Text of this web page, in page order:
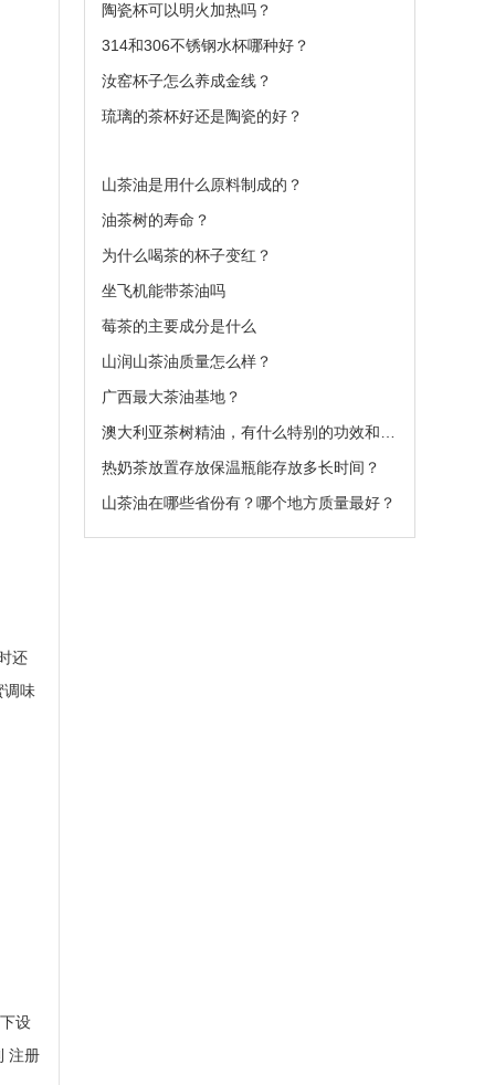
还
调味
设
注册
陶瓷杯可以明火加热吗？
314和306不锈钢水杯哪种好？
汝窑杯子怎么养成金线？
琉璃的茶杯好还是陶瓷的好？
山茶油是用什么原料制成的？
油茶树的寿命？
为什么喝茶的杯子变红？
坐飞机能带茶油吗
莓茶的主要成分是什么
山润山茶油质量怎么样？
广西最大茶油基地？
热奶茶放置存放保温瓶能存放多长时间？
山茶油在哪些省份有？哪个地方质量最好？